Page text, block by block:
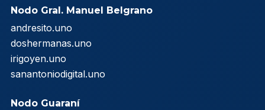
Nodo Gral. Manuel Belgrano
andresito.uno
doshermanas.uno
irigoyen.uno
sanantoniodigital.uno
Nodo Guaraní